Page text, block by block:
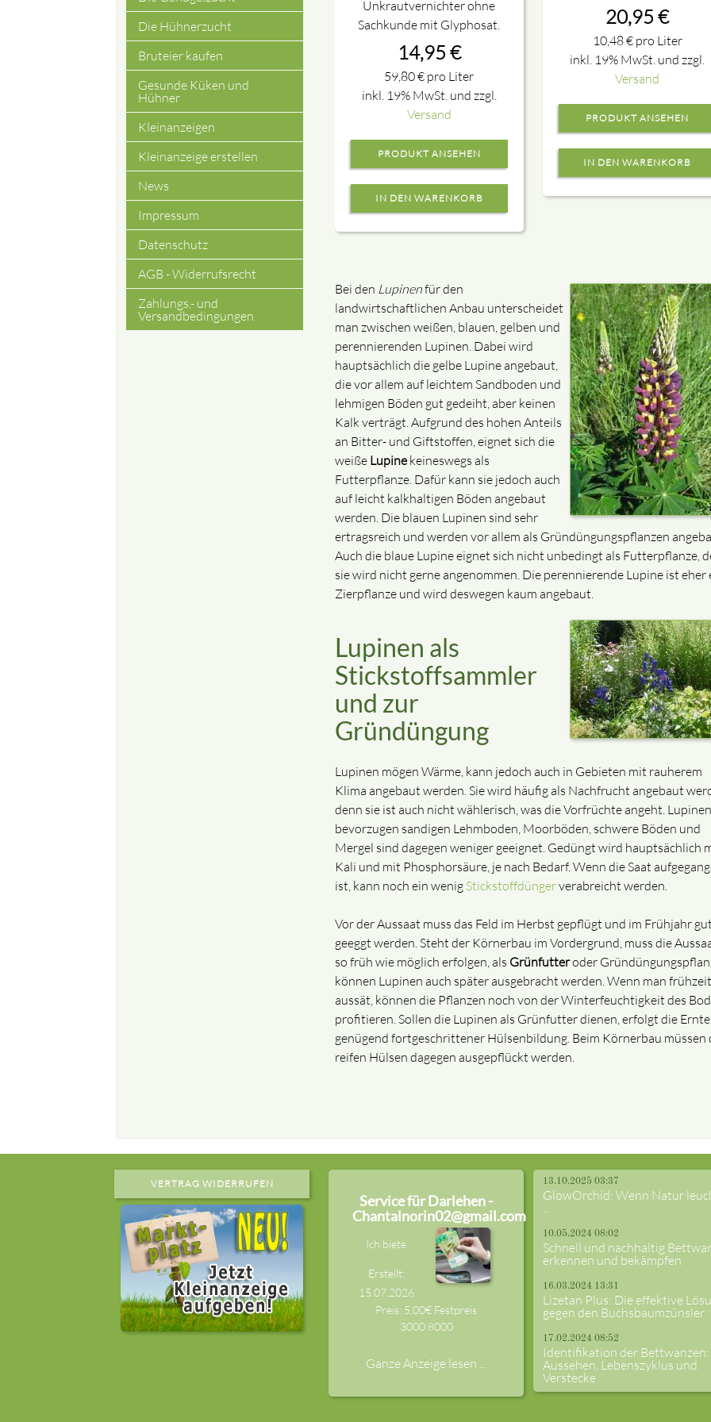
Unkrautvernichter ohne
Sachkunde mit Glyphosat.
14,95 €
59,80€ pro Liter
inkl. 19% MwSt. und zzgl.
Versand
PRODUKT ANSEHEN
20,95€
10,48€pro Liter
inkl. 19% MwSt. und zzgl.
Versand
PRODUKT ANSEHEN
Bei den Lupinenfür den
landwirtschaftlichen Anbau unterscheidet
man zwischen weißen, blauen, gelben und
perennierenden Lupinen. Dabei wird
hauptsächlich die gelbe Lupine angebaut,
die vor allem auf leichtem Sandboden und
lehmigen Böden gut gedeiht, aber keinen
Kalk verträgt. Aufgrund des hohen Anteils
an Bitter- und Giftstoffen, eignet sich die
weiße Lupinekeineswegs als
Futterpflanze. Dafür kann sie jedoch auch
auf leicht kalkhaltigen Böden angebaut
werden. Die blauen Lupinen sind sehr
ertragsreich und werden vor allem als Gründüngungspflanzen
Auch die blaue Lupine eignet sich nicht unbedingt als Futterpflanze,
sie wird nicht gerne angenommen. Die perennierende Lupine ist eher
Zierpflanze und wird deswegen kaum angebaut.
Lupinen als
Stickstoffsammler
und zur
Gründüngung
Lupinen mögen Wärme, kann jedoch auch in Gebieten mit rauherem
Klima angebaut werden. Sie wird häufig als Nachfrucht angebaut
denn sie ist auch nicht wählerisch, was die Vorfrüchte angeht. Lupinen
bevorzugen sandigen Lehmboden, Moorböden, schwere Böden und
Mergel sind dagegen weniger geeignet. Gedüngt wird hauptsächlich
Kali und mit Phosphorsäure, je nach Bedarf. Wenn die Saat
ist, kann noch ein wenig Stickstoffdüngerverabreicht werden.
Vor der Aussaat muss das Feld im Herbst gepflügt und im Frühjahr
geeggt werden. Steht der Körnerbau im Vordergrund, muss die
so früh wie möglich erfolgen, als Grünfutteroder
können Lupinen auch später ausgebracht werden. Wenn man
aussät, können die Pflanzen noch von der Winterfeuchtigkeit des
profitieren. Sollen die Lupinen als Grünfutter dienen, erfolgt die
genügend fortgeschrittener Hülsenbildung. Beim Körnerbau müssen
reifen Hülsen dagegen ausgepflückt werden.
Die Hühnerzucht
Bruteier kaufen
Gesunde Küken und
Hühner
Kleinanzeigen
Kleinanzeige erstellen
News
Impressum
Datenschutz
AGB - Widerrufsrecht
Zahlungs,- und
Versandbedingungen
VERTRAG WIDERRUFEN
Service für Darlehen -
Chantalnorin02@gmail.com
Ich biete
Erstellt:
15.07.2026
Preis: 5,00€ Festpreis
3000 8000
Ganze Anzeige lesen ...
13.10.2025 03:37
GlowOrchid: Wenn Natur
...
10.05.2024 08:02
Schnell und nachhaltig
erkennen und bekämpfen
16.03.2024 13:31
Lizetan Plus: Die effektive
gegen den Buchsbaumzünsler
17.02.2024 08:52
Identifikation der Bettwanzen:
Aussehen, Lebenszyklus und
Verstecke